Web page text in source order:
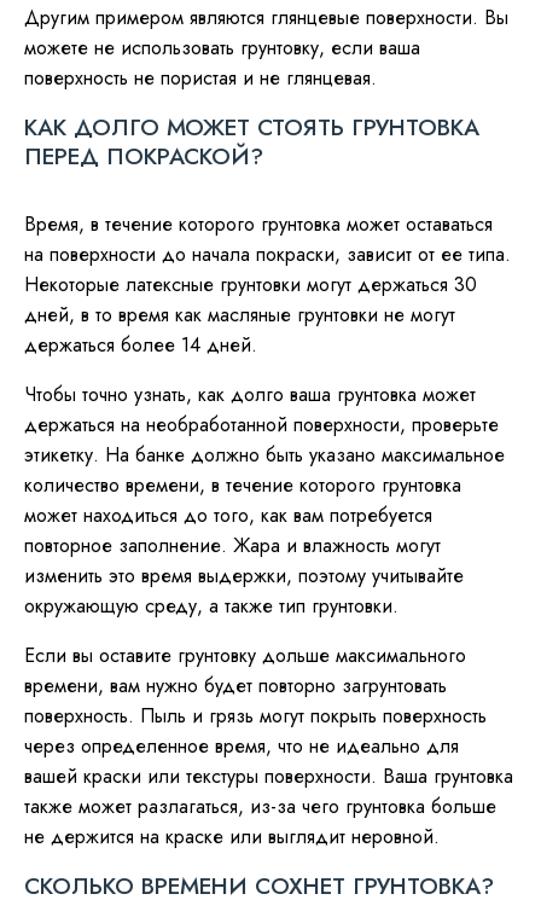
Другим примером являются глянцевые поверхности. Вы
можете не использовать грунтовку, если ваша
поверхность не пористая и не глянцевая.
КАК ДОЛГО МОЖЕТ СТОЯТЬ ГРУНТОВКА
ПЕРЕД ПОКРАСКОЙ?
Время, в течение которого грунтовка может оставаться
на поверхности до начала покраски, зависит от ее типа.
Некоторые латексные грунтовки могут держаться 30
дней, в то время как масляные грунтовки не могут
держаться более 14 дней.
Чтобы точно узнать, как долго ваша грунтовка может
держаться на необработанной поверхности, проверьте
этикетку. На банке должно быть указано максимальное
количество времени, в течение которого грунтовка
может находиться до того, как вам потребуется
повторное заполнение. Жара и влажность могут
изменить это время выдержки, поэтому учитывайте
окружающую среду, а также тип грунтовки.
Если вы оставите грунтовку дольше максимального
времени, вам нужно будет повторно загрунтовать
поверхность. Пыль и грязь могут покрыть поверхность
через определенное время, что не идеально для
вашей краски или текстуры поверхности. Ваша грунтовка
также может разлагаться, из-за чего грунтовка больше
не держится на краске или выглядит неровной.
СКОЛЬКО ВРЕМЕНИ СОХНЕТ ГРУНТОВКА?